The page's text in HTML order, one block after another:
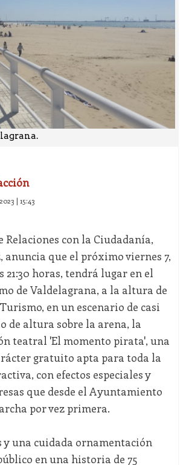
| 15:43
Relaciones con la Ciudadanía,
anuncia que el próximo viernes 7,
21:30 horas, tendrá lugar en el
de Valdelagrana, a la altura de
en un escenario de casi
de altura sobre la arena, la
teatral 'El momento pirata', una
gratuito apta para toda la
con efectos especiales y
que desde el Ayuntamiento
por vez primera.
y una cuidada ornamentación
en una historia de 75